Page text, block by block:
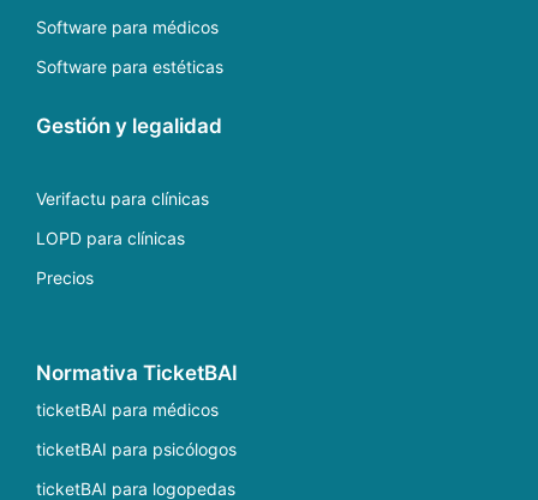
Software para médicos
Software para estéticas
Gestión y legalidad
Verifactu para clínicas
LOPD para clínicas
Precios
Normativa TicketBAI
ticketBAI para médicos
ticketBAI para psicólogos
ticketBAI para logopedas